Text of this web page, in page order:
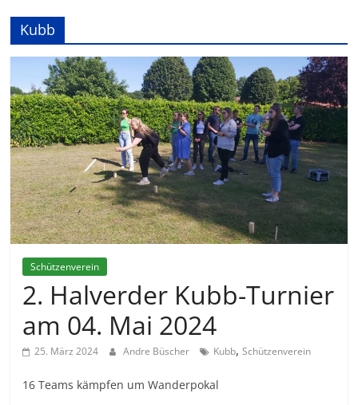
Kubb
Schützenverein
2. Halverder Kubb-Turnier
am 04. Mai 2024
25. März 2024 Andre Büscher Kubb,Schützenverein
16 Teams kämpfen um Wanderpokal